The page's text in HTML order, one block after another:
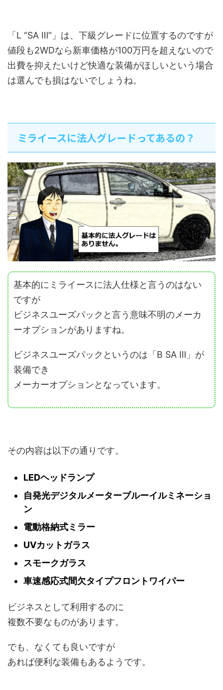
「L “SA Ⅲ”」は、下級グレードに位置するのですが
値段も2WDなら新車価格が100万円を超えないので
出費を抑えたいけど快適な装備がほしいという場合
は選んでも損はないでしょうね。
ミライースに法人グレードってあるの？
基本的にミライースに法人仕様と言うのはない
ですが
ビジネスユーズパックと言う意味不明のメーカ
ーオプションがありますね。
ビジネスユーズパックというのは「B SA Ⅲ」が
装備でき
メーカーオプションとなっています。
その内容は以下の通りです。
LEDヘッドランプ
自発光デジタルメーターブルーイルミネーショ
ン
電動格納式ミラー
UVカットガラス
スモークガラス
車速感応式間欠タイプフロントワイパー
ビジネスとして利用するのに
複数不要なものがあります。
でも、なくても良いですが
あれば便利な装備もあるようです。